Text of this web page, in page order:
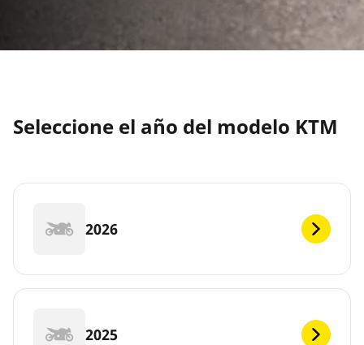
Seleccione el año del modelo KTM
2026
2025